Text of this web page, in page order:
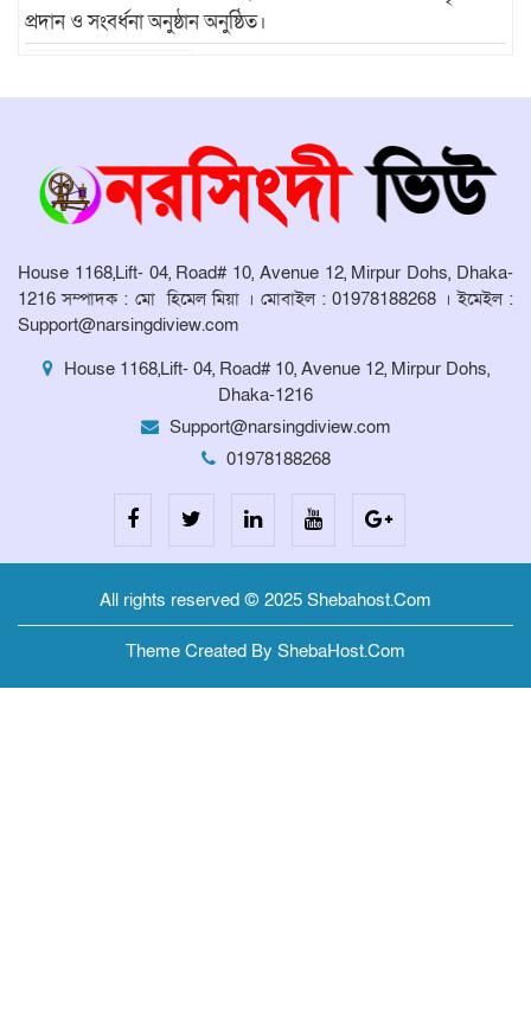
প্রদান ও সংবর্ধনা অনুষ্ঠান অনুষ্ঠিত।
মানুষের সংবাদ প্রকাশের জেরে সাংবাদিক লাঞ্ছিতের অভিযোগ।
মনোহরদীতে উপজেলা দুর্যোগ ব্যবস্থাপনা
কমিটির সভা অনুষ্ঠিত
House 1168,Lift- 04, Road# 10, Avenue 12, Mirpur Dohs, Dhaka-
1216 সম্পাদক : মো হিমেল মিয়া । মোবাইল : 01978188268 । ইমেইল :
Support@narsingdiview.com
House 1168,Lift- 04, Road# 10, Avenue 12, Mirpur Dohs,
Dhaka-1216
Support@narsingdiview.com
01978188268
All rights reserved © 2025 Shebahost.Com
Theme Created By ShebaHost.Com